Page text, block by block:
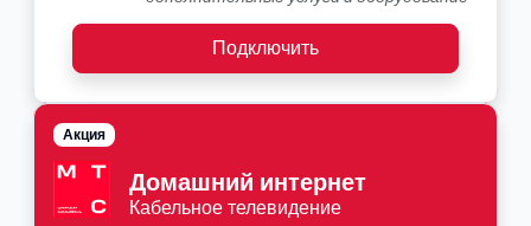
Подключить
Домашний интернет
Кабельное телевидение
Акция